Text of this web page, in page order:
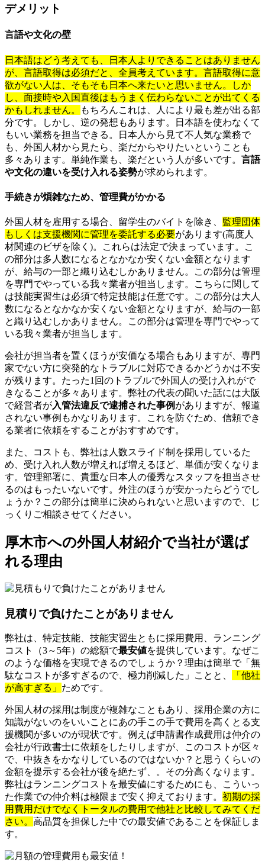
デメリット
言語や文化の壁
日本語はどう考えても、日本人よりできることはありません
が、言語取得は必須だと、全員考えています。言語取得に意
欲がない人は、そもそも日本へ来たいと思いません。しか
し、面接時や入国直後はもうまく伝わらないことが出てくる
かもしれません。
もちろんこれは、人により最も差が出る部
分です。しかし、逆の発想もあります。日本語を使わなくて
もいい業務を担当できる。日本人から見て不人気な業務で
も、外国人材から見たら、楽だからやりたいということも
多々あります。単純作業も、楽だという人が多いです。 言語
や文化の違いを受け入れる姿勢が求められます。
手続きが煩雑なため、管理費がかかる
外国人材を雇用する場合、留学生のバイトを除き、 監理団体
もしくは支援機関に管理を委託する必要があります(高度人
材関連のビザを除く)。これらは法定で決まっています。こ
の部分は多人数になるとなかなか安くない金額となります
が、給与の一部と織り込むしかありません。この部分は管理
を専門でやっている我々業者が担当します。こちらに関して
は技能実習生は必須で特定技能は任意です。この部分は大人
数になるとなかなか安くない金額となりますが、給与の一部
と織り込むしかありません。この部分は管理を専門でやって
いる我々業者が担当します。
会社が担当者を置くほうが安価なる場合もありますが、専門
家でない方に突発的なトラブルに対応できるかどうかは不安
が残ります。たった1回のトラブルで外国人の受け入れがで
きなることが多々あります。弊社の代表の聞いた話には大阪
で経営者が入管法違反で逮捕された事例 がありますが、報道
されない事例もかなりあります。これを防ぐため、信頼でき
る業者に依頼をすることがおすすめです。
また、コストも、弊社は人数スライド制を採用しているた
め、受け入れ人数が増えれば増えるほど、単価が安くなりま
す。管理部署に、貴重な日本人の優秀なスタッフを担当させ
るのはもったいないです。外注のほうが安かったらどうでし
ょうか？この部分は簡単に決められないと思いますので、じ
っくりご相談させてください。
厚木市への外国人材紹介で当社が選ば
れる理由
見積りで負けたことがありません
弊社は、特定技能、技能実習生ともに採用費用、ランニング
コスト（3～5年）の総額で最安値を提供しています。なぜこ
のような価格を実現できるのでしょうか？理由は簡単で「無
駄なコストが多すぎるので、極力削減した」ことと、
「他社
が高すぎる」 ためです。
外国人材の採用は制度が複雑なこともあり、採用企業の方に
知識がないのをいいことにあの手この手で費用を高くとる支
援機関が多いのが現状です。例えば申請書作成費用は仲介の
会社が行政書士に依頼をしたりしますが、このコストが区々
で、中抜きをかなりしているのではないか？と思うくらいの
金額を提示する会社が後を絶たず、。その分高くなります。
弊社はランニングコストを最安値にするためにも、こういっ
た作業での仲介料は極限まで安く抑えております。 初期の採
用費用だけでなくトータルの費用で他社と比較してみてくだ
さい。 高品質を担保した中での最安値であることを保証しま
す。